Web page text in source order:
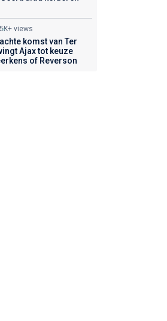
5K+ views
komst van Ter
Ajax tot keuze
of Reverson